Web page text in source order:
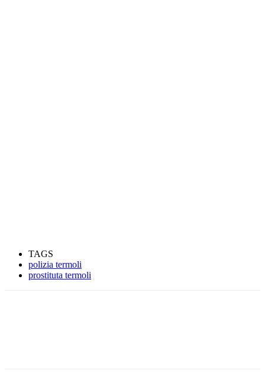
TAGS
polizia termoli
prostituta termoli